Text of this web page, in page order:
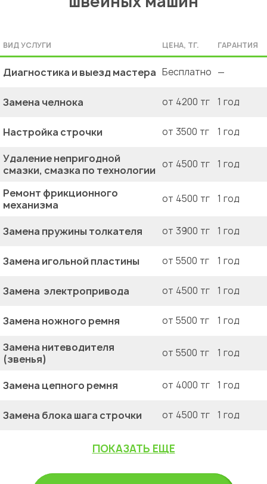
ВИД УСЛУГИ ЦЕНА, ТГ. ГАРАНТИЯ
Диагностика и выезд мастера Бесплатно —
Замена челнока от 4200 тг 1 год
Настройка строчки от 3500 тг 1 год
Удаление непригодной
смазки, смазка по технологии от 4500 тг 1 год
Ремонт фрикционного
механизма
от 4500 тг 1 год
Замена пружины толкателя от 3900 тг 1 год
Замена игольной пластины от 5500 тг 1 год
Замена электропривода от 4500 тг 1 год
Замена ножного ремня от 5500 тг 1 год
Замена нитеводителя
(звенья)
от 5500 тг 1 год
Замена цепного ремня от 4000 тг 1 год
Замена блока шага строчки от 4500 тг 1 год
ПОКАЗАТЬ ЕЩЕ